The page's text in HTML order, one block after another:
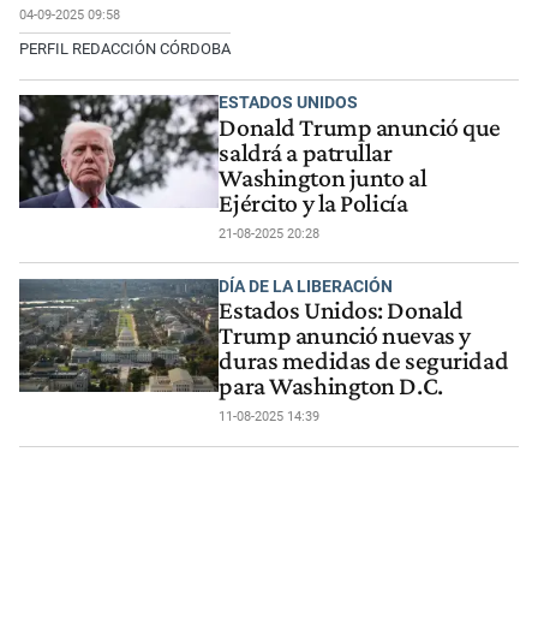
04-09-2025 09:58
PERFIL REDACCIÓN CÓRDOBA
ESTADOS UNIDOS
Donald Trump anunció que
saldrá a patrullar
Washington junto al
Ejército y la Policía
21-08-2025 20:28
DÍA DE LA LIBERACIÓN
Estados Unidos: Donald
Trump anunció nuevas y
duras medidas de seguridad
para Washington D.C.
11-08-2025 14:39